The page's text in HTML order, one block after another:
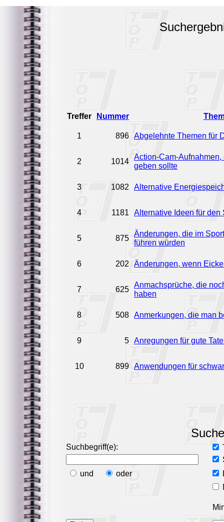
Treffer Nummer
1 896 Abgelehnte Themen für
2 1014
Action-Cam-
geben sollte
3 1082 Alternative
4 1181 Alternative Ideen für den
5 875
Änderungen, die im
führen würden
6 202 Änderungen, wenn
7 625
Anmachsprüche, die
haben
8 508 Anmerkungen, die man
9 5 Anregungen für gute
10 899 Anwendungen für
Suche
Suchbegriff(e):
und
oder